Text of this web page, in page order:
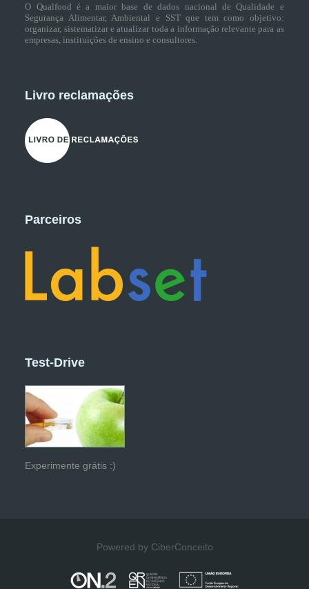
O Qualfood é a maior base de dados nacional de Qualidade e
Segurança Alimentar, Ambiental e SST que tem como objetivo:
organizar, sistematizar e atualizar toda a informação relevante para as
empresas, instituições de ensino e consultores.
Livro reclamações
Parceiros
Test-Drive
Experimente grátis :)
Powered by CiberConceito